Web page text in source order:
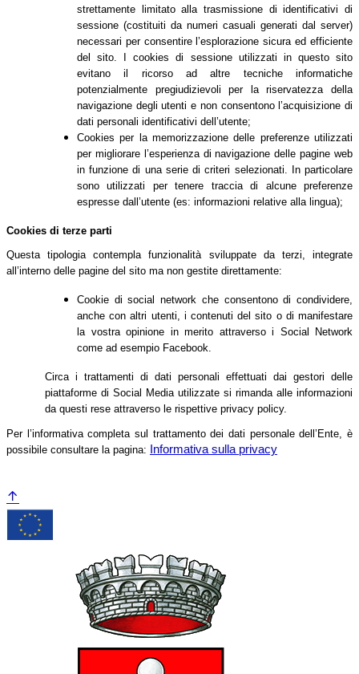
strettamente limitato alla trasmissione di identificativi di
sessione (costituiti da numeri casuali generati dal server)
necessari per consentire l’esplorazione sicura ed efficiente
del sito. I cookies di sessione utilizzati in questo sito
evitano il ricorso ad altre tecniche informatiche
potenzialmente pregiudizievoli per la riservatezza della
navigazione degli utenti e non consentono l’acquisizione di
dati personali identificativi dell’utente;
Cookies per la memorizzazione delle preferenze utilizzati
per migliorare l’esperienza di navigazione delle pagine web
in funzione di una serie di criteri selezionati. In particolare
sono utilizzati per tenere traccia di alcune preferenze
espresse dall’utente (es: informazioni relative alla lingua);
Cookies di terze parti
Questa tipologia contempla funzionalità sviluppate da terzi, integrate
all’interno delle pagine del sito ma non gestite direttamente:
Cookie di social network che consentono di condividere,
anche con altri utenti, i contenuti del sito o di manifestare
la vostra opinione in merito attraverso i Social Network
come ad esempio Facebook.
Circa i trattamenti di dati personali effettuati dai gestori delle
piattaforme di Social Media utilizzate si rimanda alle informazioni
da questi rese attraverso le rispettive privacy policy.
Per l’informativa completa sul trattamento dei dati personale dell’Ente, è
possibile consultare la pagina:
Informativa sulla privacy